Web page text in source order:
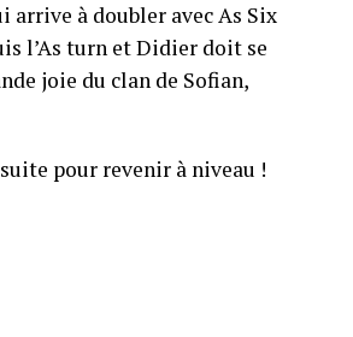
arrive à doubler avec As Six
l’As turn et Didier doit se
joie du clan de Sofian,
pour revenir à niveau !